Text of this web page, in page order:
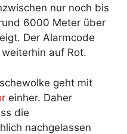
nur noch bis
6000 Meter über
Der Alarmcode
auf Rot.
geht mit
einher. Daher
die
nachgelassen